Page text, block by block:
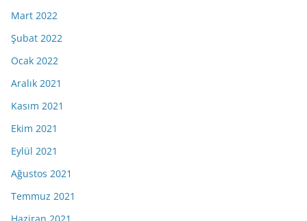
Mart 2022
Şubat 2022
Ocak 2022
Aralık 2021
Kasım 2021
Ekim 2021
Eylül 2021
Ağustos 2021
Temmuz 2021